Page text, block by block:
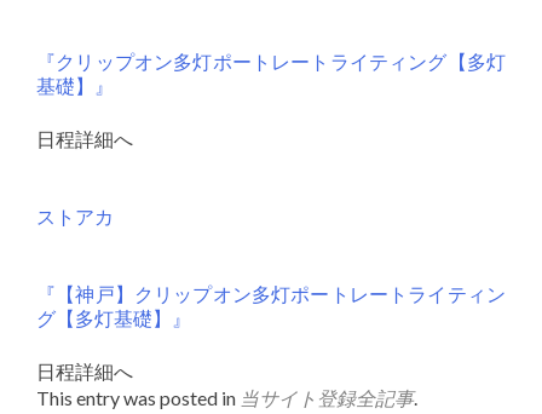
『クリップオン多灯ポートレートライティング【多灯
基礎】』
日程詳細へ
ストアカ
『【神戸】クリップオン多灯ポートレートライティン
グ【多灯基礎】』
日程詳細へ
This entry was posted in 当サイト登録全記事.